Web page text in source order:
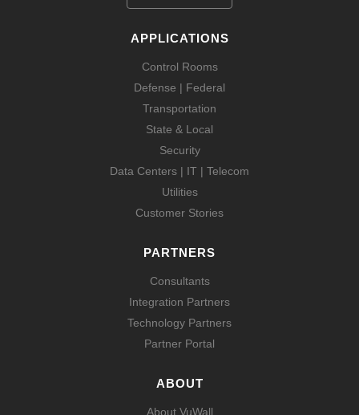
APPLICATIONS
Control Rooms
Defense | Federal
Transportation
State & Local
Security
Data Centers | IT | Telecom
Utilities
Customer Stories
PARTNERS
Consultants
Integration Partners
Technology Partners
Partner Portal
ABOUT
About VuWall